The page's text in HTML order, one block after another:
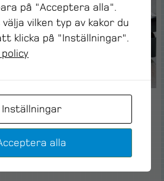
med MiR-robot
på "Acceptera alla".
vilken typ av kakor du
klicka på "Inställningar".
Inställningar
alla